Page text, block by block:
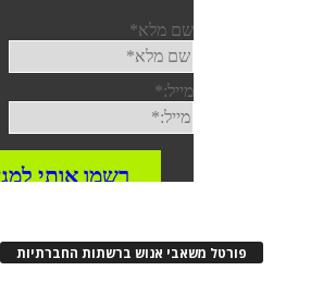
פורטל משאבי אנוש ברשתות החברתיות